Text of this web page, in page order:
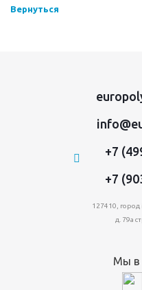
Вернуться
+7
+7
127410,
д. 79а
Мы в